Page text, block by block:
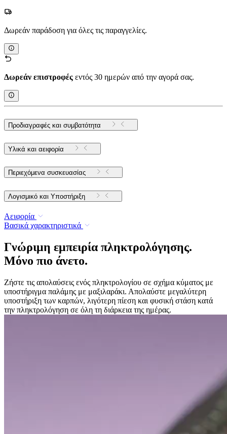
Δωρεάν παράδοση για όλες τις παραγγελίες.
Δωρεάν επιστροφές εντός 30 ημερών από την αγορά σας.
Προδιαγραφές και συμβατότητα
Υλικά και αειφορία
Περιεχόμενα συσκευασίας
Λογισμικό και Υποστήριξη
Αειφορία
Βασικά χαρακτηριστικά
Γνώριμη εμπειρία πληκτρολόγησης.
Μόνο πιο άνετο.
Ζήστε τις απολαύσεις ενός πληκτρολογίου σε σχήμα κύματος με
υποστήριγμα παλάμης με μαξιλαράκι. Απολαύστε μεγαλύτερη
υποστήριξη των καρπών, λιγότερη πίεση και φυσική στάση κατά
την πληκτρολόγηση σε όλη τη διάρκεια της ημέρας.